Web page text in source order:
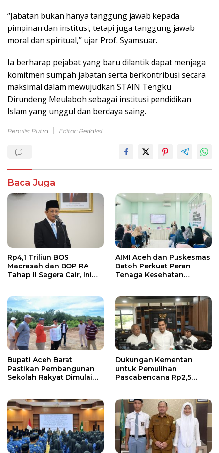
“Jabatan bukan hanya tanggung jawab kepada
pimpinan dan institusi, tetapi juga tanggung jawab
moral dan spiritual,” ujar Prof. Syamsuar.
Ia berharap pejabat yang baru dilantik dapat menjaga
komitmen sumpah jabatan serta berkontribusi secara
maksimal dalam mewujudkan STAIN Tengku
Dirundeng Meulaboh sebagai institusi pendidikan
Islam yang unggul dan berdaya saing.
Penulis: Putra Editor: Redaksi
Baca Juga
Rp4,1 Triliun BOS
Madrasah dan BOP RA
Tahap II Segera Cair, Ini
AIMI Aceh dan Puskesmas
Batoh Perkuat Peran
Tenaga Kesehatan
Bupati Aceh Barat
Pastikan Pembangunan
Sekolah Rakyat Dimulai
Dukungan Kementan
untuk Pemulihan
Pascabencana Rp2,5